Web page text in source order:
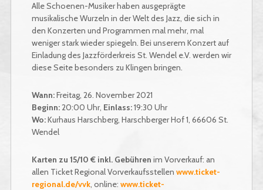
Alle Schoenen-Musiker haben ausgeprägte
musikalische Wurzeln in der Welt des Jazz, die sich in
den Konzerten und Programmen mal mehr, mal
weniger stark wieder spiegeln. Bei unserem Konzert auf
Einladung des Jazzförderkreis St. Wendel e.V. werden wir
diese Seite besonders zu Klingen bringen.
Wann:Freitag, 26. November 2021
Beginn:20:00 Uhr, Einlass:19:30 Uhr
Wo:Kurhaus Harschberg, Harschberger Hof 1, 66606 St.
Wendel
Karten zu 15/10 € inkl. Gebühren im Vorverkauf: an
allen Ticket Regional Vorverkaufsstellen www.ticket-
regional.de/vvk, online: www.ticket-